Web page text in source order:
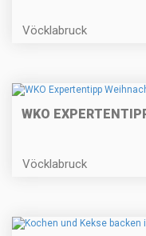
Vöcklabruck
WKO
Vöcklabruck